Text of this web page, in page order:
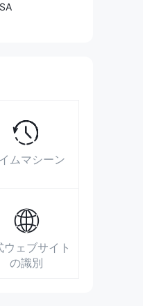
ムマシーン
ウェブサイト
の識別